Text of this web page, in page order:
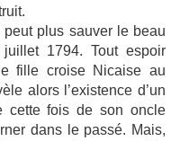
plus sauver le beau
1794. Tout espoir
fille croise Nicaise au
alors l’existence d’un
cette fois de son oncle
dans le passé. Mais,